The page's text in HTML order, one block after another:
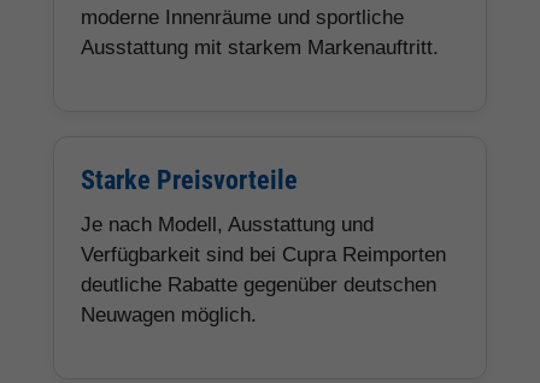
moderne Innenräume und sportliche
Ausstattung mit starkem Markenauftritt.
Starke Preisvorteile
Je nach Modell, Ausstattung und
Verfügbarkeit sind bei Cupra Reimporten
deutliche Rabatte gegenüber deutschen
Neuwagen möglich.